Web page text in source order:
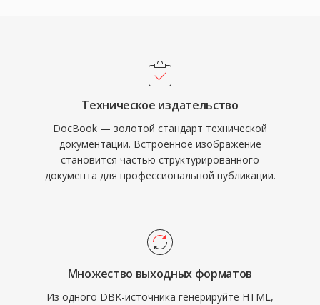
Техническое издательство
DocBook — золотой стандарт технической
документации. Встроенное изображение
становится частью структурированного
документа для профессиональной публикации.
Множество выходных форматов
Из одного DBK-источника генерируйте HTML,